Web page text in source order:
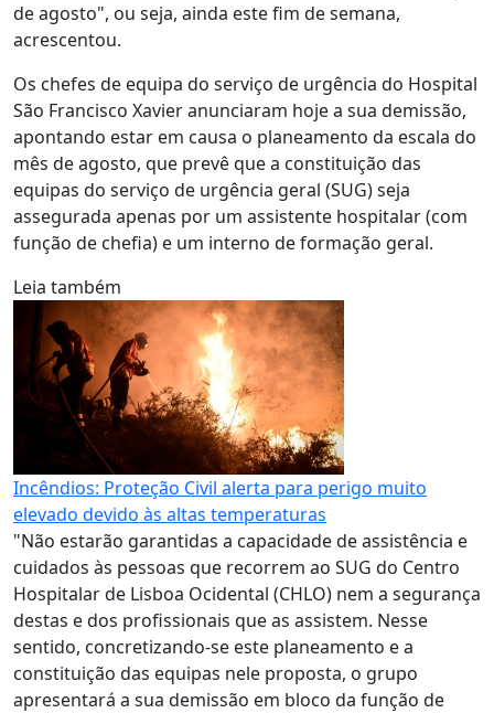
de agosto", ou seja, ainda este fim de semana,
acrescentou.
Os chefes de equipa do serviço de urgência do Hospital
São Francisco Xavier anunciaram hoje a sua demissão,
apontando estar em causa o planeamento da escala do
mês de agosto, que prevê que a constituição das
equipas do serviço de urgência geral (SUG) seja
assegurada apenas por um assistente hospitalar (com
função de chefia) e um interno de formação geral.
Leia também
Incêndios: Proteção Civil alerta para perigo muito
elevado devido às altas temperaturas
"Não estarão garantidas a capacidade de assistência e
cuidados às pessoas que recorrem ao SUG do Centro
Hospitalar de Lisboa Ocidental (CHLO) nem a segurança
destas e dos profissionais que as assistem. Nesse
sentido, concretizando-se este planeamento e a
constituição das equipas nele proposta, o grupo
apresentará a sua demissão em bloco da função de